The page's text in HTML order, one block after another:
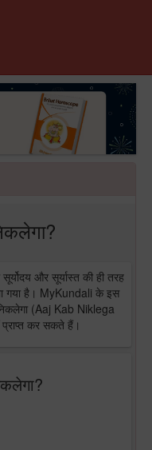
और सूर्यास्त की ही तरह
गया है। MyKundali के इस
(Aaj Kab Niklega
कर सकते हैं।